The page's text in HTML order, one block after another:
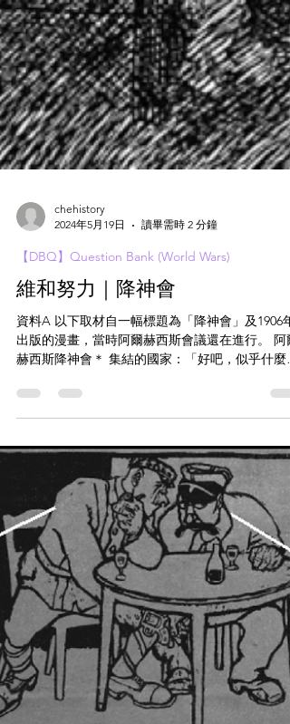
chehistory
維和努力｜降神會
出版的漫畫，當時阿爾赫西斯會議還在進行。 阿爾
式 資料B 以下取材自一本關於第二次海牙會議的歷
史書。 (a)...